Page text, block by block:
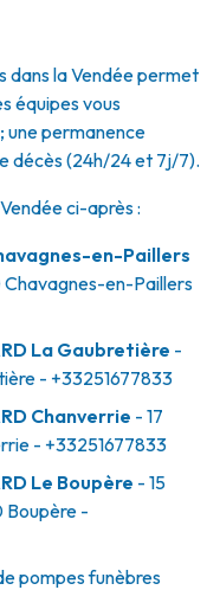
dans la Vendée permet
équipes vous
une permanence
décès (24h/24 et 7j/7).
ci-après :
en-Paillers
Chavagnes-en-Paillers
La Gaubretière -
- +33251677833
Chanverrie - 17
- +33251677833
Le Boupère - 15
Boupère -
pompes funèbres